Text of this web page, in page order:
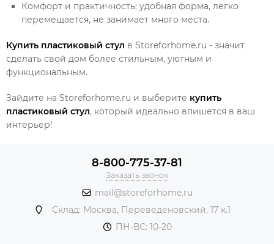
Комфорт и практичность: удобная форма, легко
перемещается, не занимает много места.
Купить пластиковый стул в Storeforhome.ru - значит
сделать свой дом более стильным, уютным и
функциональным.
Зайдите на Storeforhome.ru и выберите купить
пластиковый стул, который идеально впишется в ваш
интерьер!
8-800-775-37-81
Заказать звонок
mail@storeforhome.ru
Склад: Москва, Переведеновский, 17 к.1
ПН-ВС: 10-20